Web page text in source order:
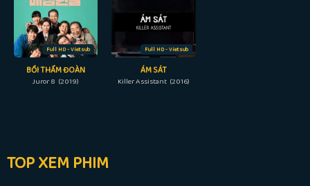
Full HD - Vietsub
BỒI THẨM ĐOÀN
Juror 8 (2019)
Full HD - Vietsub
ÁM SÁT
Killer Assistant (2016)
TOP XEM PHIM